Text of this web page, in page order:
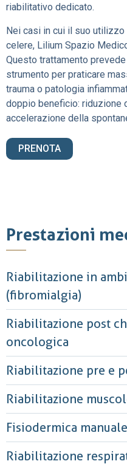
riabilitativo dedicato.
Nei casi in cui il suo
celere, Lilium Spazio
Questo trattamento
strumento per praticare
trauma o patologia
doppio beneficio: riduzione
accelerazione della
PRENOTA
Prestazioni
Riabilitazione in
(fibromialgia)
Riabilitazione post
oncologica
Riabilitazione pre e
Riabilitazione
Fisiodermica manuale
Riabilitazione